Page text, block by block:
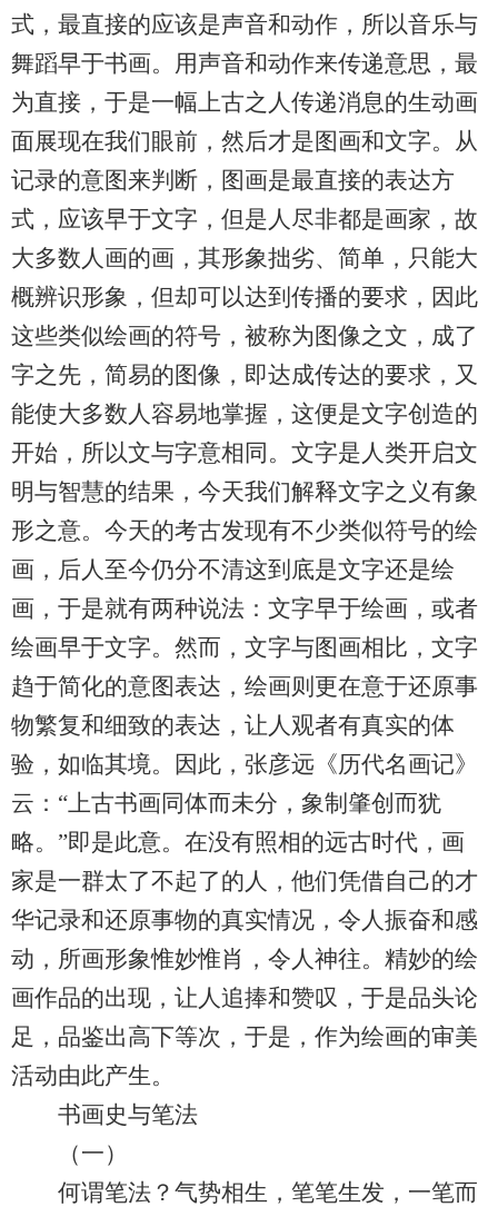
式，最直接的应该是声音和动作，所以音乐与
舞蹈早于书画。用声音和动作来传递意思，最
为直接，于是一幅上古之人传递消息的生动画
面展现在我们眼前，然后才是图画和文字。从
记录的意图来判断，图画是最直接的表达方
式，应该早于文字，但是人尽非都是画家，故
大多数人画的画，其形象拙劣、简单，只能大
概辨识形象，但却可以达到传播的要求，因此
这些类似绘画的符号，被称为图像之文，成了
字之先，简易的图像，即达成传达的要求，又
能使大多数人容易地掌握，这便是文字创造的
开始，所以文与字意相同。文字是人类开启文
明与智慧的结果，今天我们解释文字之义有象
形之意。今天的考古发现有不少类似符号的绘
画，后人至今仍分不清这到底是文字还是绘
画，于是就有两种说法：文字早于绘画，或者
绘画早于文字。然而，文字与图画相比，文字
趋于简化的意图表达，绘画则更在意于还原事
物繁复和细致的表达，让人观者有真实的体
验，如临其境。因此，张彦远《历代名画记》
云：“上古书画同体而未分，象制肇创而犹
略。”即是此意。在没有照相的远古时代，画
家是一群太了不起了的人，他们凭借自己的才
华记录和还原事物的真实情况，令人振奋和感
动，所画形象惟妙惟肖，令人神往。精妙的绘
画作品的出现，让人追捧和赞叹，于是品头论
足，品鉴出高下等次，于是，作为绘画的审美
活动由此产生。
书画史与笔法
（一）
何谓笔法？气势相生，笔笔生发，一笔而